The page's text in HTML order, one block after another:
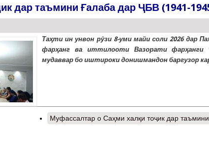
дар таъмини Ғалаба дар ҶБВ (1941-
Таҳти ин унвон рӯзи 8-уми майи соли 2026 дар
фарҳанг ва иттилооти Вазорати фарҳанги
мудаввар бо иштироки донишмандон баргузор
Муфассалтар о Саҳми халқи тоҷик дар